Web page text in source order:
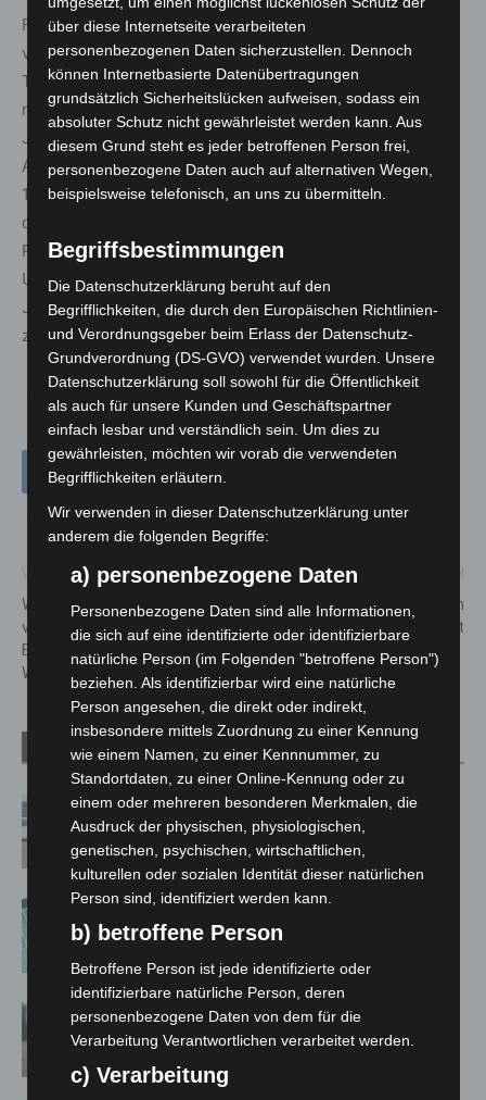
Für die Mitgliedsunternehmen des BVAP haben sich
ver.di und der Arbeitgeberverband zudem auf einen
Tarifvertrag für Auszubildende geeinigt, der allerdings
nicht erstreckt werden kann. Ab Anfang kommenden
Jahres sieht dieser Tarifvertrag je nach
Ausbildungsjahr eine Vergütung zwischen 1.100 und
1.250 Euro monatlich vor. Im September 2022 steigen
diese Beträge auf 1.250 bis 1.400 Euro. Hinzu kommen
Regelungen zu Einsätzen vor und nach
Unterrichtsphasen und Zuschlägen sowie eine
Jahressonderzahlung, freie Tage
zur Prüfungsvorbereitung und 28 Urlaubstage im Jahr.
Vorheriger Artikel
Walsroder Dreieck: Verbindung
von Hannover (A 7) in Richtung
Bremen (A 27) am
Wochenende gesperrt
Feuer zerstört Gartenlaube in
Hannovers Südstadt
Verwandte Artikel Mehr vom Autor
Niedersachsen: Feuerwehrkräfte
kehren nach Waldbrandeinsatz aus
Spanien zurück
Anklage nach Abschaltung von
„Archetyp Market“ erhoben
Hannover: Polizei stoppt 166
Trunkenheitsfahrten bei
Großkontrolle
über diese Internetseite verarbeiteten
personenbezogenen Daten sicherzustellen. Dennoch
können Internetbasierte Datenübertragungen
grundsätzlich Sicherheitslücken aufweisen, sodass ein
absoluter Schutz nicht gewährleistet werden kann. Aus
diesem Grund steht es jeder betroffenen Person frei,
personenbezogene Daten auch auf alternativen Wegen,
beispielsweise telefonisch, an uns zu übermitteln.
Begriffsbestimmungen
Die Datenschutzerklärung beruht auf den
Begrifflichkeiten, die durch den Europäischen Richtlinien-
und Verordnungsgeber beim Erlass der Datenschutz-
Grundverordnung (DS-GVO) verwendet wurden. Unsere
Datenschutzerklärung soll sowohl für die Öffentlichkeit
als auch für unsere Kunden und Geschäftspartner
einfach lesbar und verständlich sein. Um dies zu
gewährleisten, möchten wir vorab die verwendeten
Begrifflichkeiten erläutern.
Wir verwenden in dieser Datenschutzerklärung unter
anderem die folgenden Begriffe:
a) personenbezogene Daten
Personenbezogene Daten sind alle Informationen,
die sich auf eine identifizierte oder identifizierbare
natürliche Person (im Folgenden "betroffene Person")
beziehen. Als identifizierbar wird eine natürliche
Person angesehen, die direkt oder indirekt,
insbesondere mittels Zuordnung zu einer Kennung
wie einem Namen, zu einer Kennnummer, zu
Standortdaten, zu einer Online-Kennung oder zu
einem oder mehreren besonderen Merkmalen, die
Ausdruck der physischen, physiologischen,
genetischen, psychischen, wirtschaftlichen,
kulturellen oder sozialen Identität dieser natürlichen
Person sind, identifiziert werden kann.
b) betroffene Person
Betroffene Person ist jede identifizierte oder
identifizierbare natürliche Person, deren
personenbezogene Daten von dem für die
Verarbeitung Verantwortlichen verarbeitet werden.
c) Verarbeitung